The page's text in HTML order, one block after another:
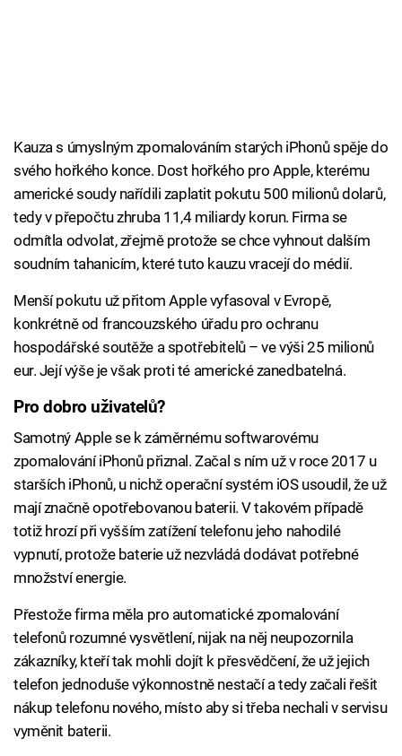
Kauza s úmyslným zpomalováním starých iPhonů spěje do
svého hořkého konce. Dost hořkého pro Apple, kterému
americké soudy nařídili zaplatit pokutu 500 milionů dolarů,
tedy v přepočtu zhruba 11,4 miliardy korun. Firma se
odmítla odvolat, zřejmě protože se chce vyhnout dalším
soudním tahanicím, které tuto kauzu vracejí do médií.
Menší pokutu už přitom Apple vyfasoval v Evropě,
konkrétně od francouzského úřadu pro ochranu
hospodářské soutěže a spotřebitelů – ve výši 25 milionů
eur. Její výše je však proti té americké zanedbatelná.
Pro dobro uživatelů?
Samotný Apple se k záměrnému softwarovému
zpomalování iPhonů přiznal. Začal s ním už v roce 2017 u
starších iPhonů, u nichž operační systém iOS usoudil, že už
mají značně opotřebovanou baterii. V takovém případě
totiž hrozí při vyšším zatížení telefonu jeho nahodilé
vypnutí, protože baterie už nezvládá dodávat potřebné
množství energie.
Přestože firma měla pro automatické zpomalování
telefonů rozumné vysvětlení, nijak na něj neupozornila
zákazníky, kteří tak mohli dojít k přesvědčení, že už jejich
telefon jednoduše výkonnostně nestačí a tedy začali řešit
nákup telefonu nového, místo aby si třeba nechali v servisu
vyměnit baterii.